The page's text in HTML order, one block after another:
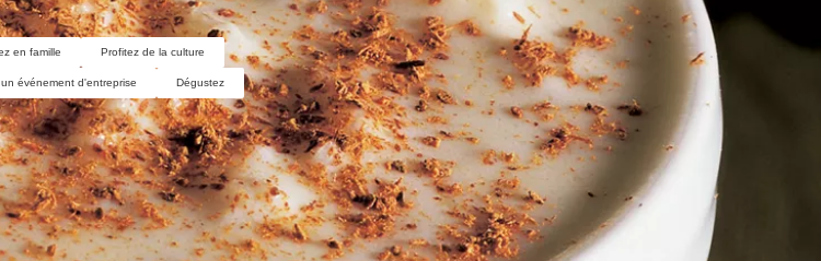
en famille Profitez de la culture
événement d'entreprise Dégustez